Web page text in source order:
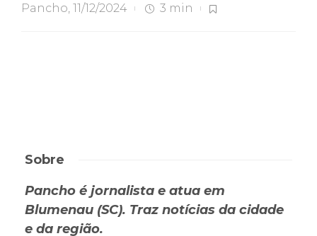
Pancho, 11/12/2024 3 min
Sobre
Pancho é jornalista e atua em
Blumenau (SC). Traz notícias da cidade
e da região.